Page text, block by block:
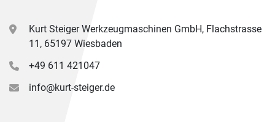
Kurt Steiger Werkzeugmaschinen GmbH, Flachstrasse
11, 65197 Wiesbaden
+49 611 421047
info@kurt-steiger.de